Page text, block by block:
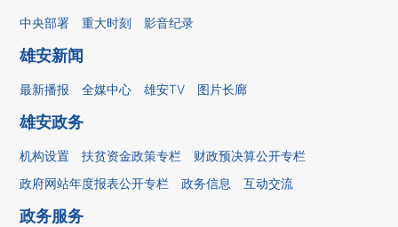
中央部署 重大时刻 影音纪录
雄安新闻
最新播报 全媒中心 雄安TV 图片长廊
雄安政务
机构设置 扶贫资金政策专栏
财政预决算公开专栏
政府网站年度报表公开专栏
政务信息 互动交流
政务服务